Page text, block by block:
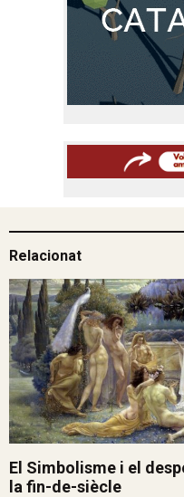
Relacionat
El Simbolisme i el
la fin-de-siècle